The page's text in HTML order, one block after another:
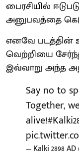
பைரசியில்
அனுபவத்தை
எனவே படத்தின்
வெற்றியை
இவ்வாறு அந்த
Say no to
Together,
alive!
— Kalki 2898